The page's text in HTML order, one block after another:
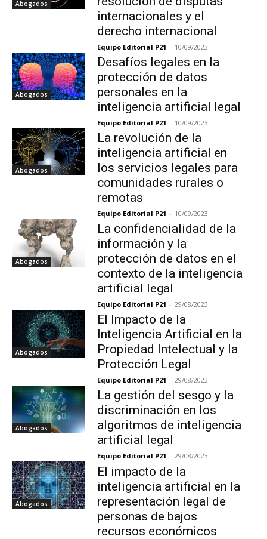
Abogados
internacionales y el
derecho internacional
Equipo Editorial P21 - 10/09/2023
Abogados
Desafíos legales en la
protección de datos
personales en la
inteligencia artificial legal
Equipo Editorial P21 - 10/09/2023
Abogados
La revolución de la
inteligencia artificial en
los servicios legales para
comunidades rurales o
remotas
Equipo Editorial P21 - 10/09/2023
Abogados
La confidencialidad de la
información y la
protección de datos en el
contexto de la inteligencia
artificial legal
Equipo Editorial P21 - 29/08/2023
Abogados
El Impacto de la
Inteligencia Artificial en la
Propiedad Intelectual y la
Protección Legal
Equipo Editorial P21 - 29/08/2023
Abogados
La gestión del sesgo y la
discriminación en los
algoritmos de inteligencia
artificial legal
Equipo Editorial P21 - 29/08/2023
Abogados
El impacto de la
inteligencia artificial en la
representación legal de
personas de bajos
recursos económicos